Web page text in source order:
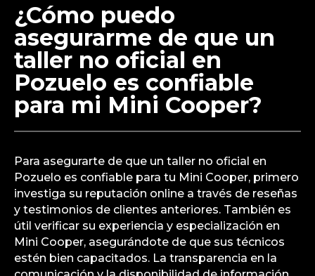
¿Cómo puedo
asegurarme de que un
taller no oficial en
Pozuelo es confiable
para mi Mini Cooper?
Para asegurarte de que un taller no oficial en
Pozuelo es confiable para tu Mini Cooper, primero
investiga su reputación online a través de reseñas
y testimonios de clientes anteriores. También es
útil verificar su experiencia y especialización en
Mini Cooper, asegurándote de que sus técnicos
estén bien capacitados. La transparencia en la